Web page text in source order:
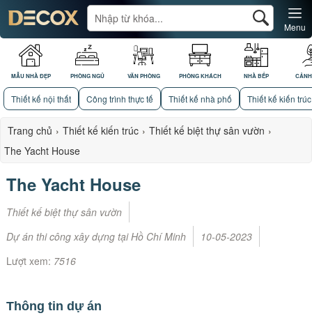
MẪU NHÀ ĐẸP PHÒNG NGỦ VĂN PHÒNG PHÒNG KHÁCH NHÀ BẾP
Menu
Thiết kế nội thất Công trình thực tế Thiết kế nhà phố Thiết kế kiến trúc
Trang chủ › Thiết kế kiến trúc › Thiết kế biệt thự sân vườn ›
The Yacht House
The Yacht House
Thiết kế biệt thự sân vườn
Dự án thi công xây dựng tại Hồ Chí Minh
10-05-2023
Lượt xem: 7516
Thông tin dự án